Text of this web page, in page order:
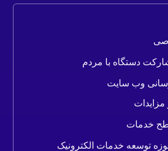
دستگاه با مردم
وب سایت
خدمات
توسعه خدمات الکترونیک